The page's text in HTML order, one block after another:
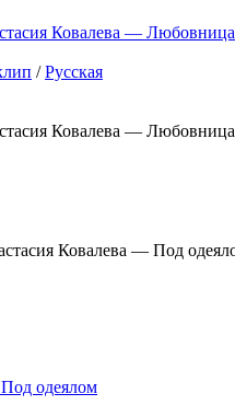
Ковалева — Любовница
/Русская
Ковалева — Любовница
одеялом